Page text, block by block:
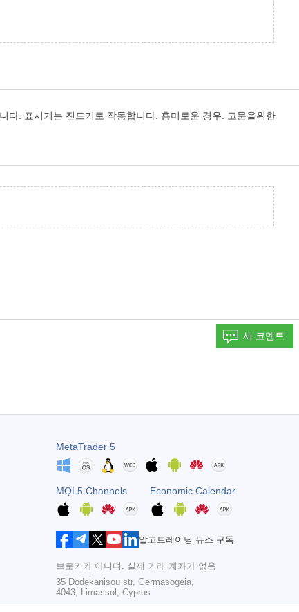
다. 표시기는 진드기로 작동합니다. 흥미로운 경우. 고문을위한
새 코멘트
MetaTrader 5
MQL5 Channels Economic Calendar
알고트레이딩 뉴스 구독
브로커가 아니며, 실제 거래 계좌가 없음
35 Dodekanisou str, Germasogeia,
4043, Limassol, Cyprus